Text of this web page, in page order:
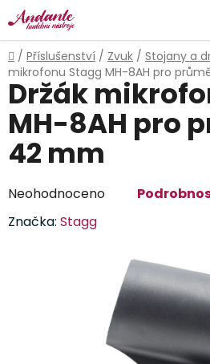
Přejít
na
obsah
Domů
/ Příslušenství / Zvuk / Stojany a
mikrofonu Stagg MH-8AH pro
Držák
MH-8AH pro
42 mm
Průměrné
produktu
Neohodnoceno
Značka: Stagg